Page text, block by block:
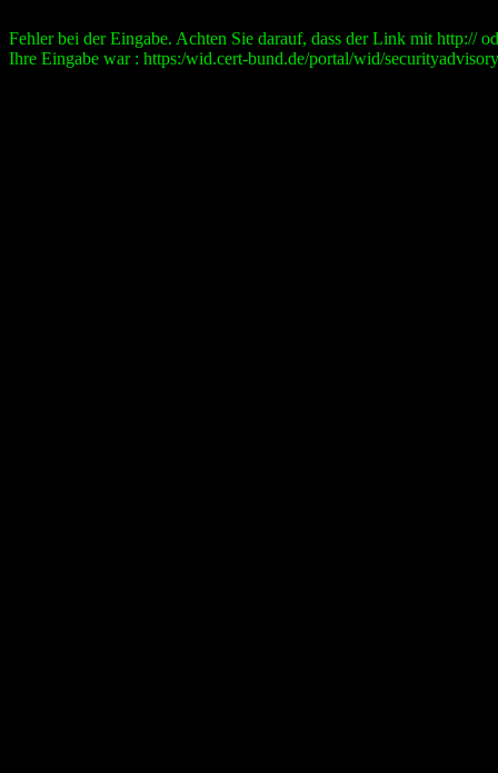
Fehler bei der Eingabe. Achten Sie darauf, dass der Link mit http://
Ihre Eingabe war : https:/wid.cert-bund.de/portal/wid/